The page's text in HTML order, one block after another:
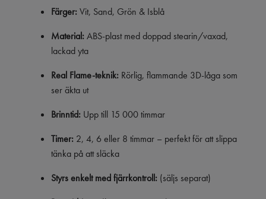
Färger:Vit, Sand, Grön & Isblå
Material:ABS-plast med doppad stearin/vaxad,
lackad yta
Real Flame-teknik: Rörlig, flammande 3D-låga som
ser äkta ut
Brinntid: Upp till 15 000 timmar
Timer: 2, 4, 6 eller 8 timmar – perfekt för att slippa
tänka på att släcka
Styrs enkelt med fjärrkontroll: (säljs separat)